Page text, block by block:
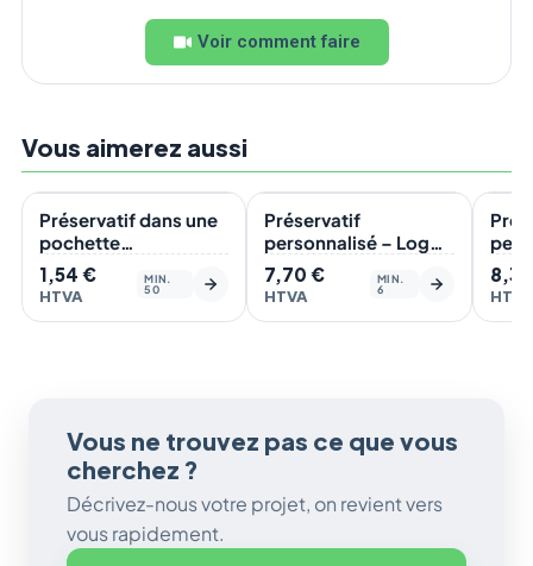
Voir comment faire
Vous aimerez aussi
En stock
Préservatif dans une
pochette
personnalisée
1,54 €
HTVA
MIN.
50
NOTRE CHOIX
En stock
Préservatif
personnalisé – Logo
QUADRI
7,70€
HTVA
MIN.
6
En
Vous ne trouvez pas ce que vous
cherchez ?
Décrivez-nous votre projet, on revient vers
vous rapidement.